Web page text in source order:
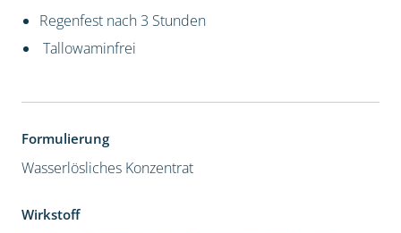
Regenfest nach 3 Stunden
Tallowaminfrei
Formulierung
Wasserlösliches Konzentrat
Wirkstoff